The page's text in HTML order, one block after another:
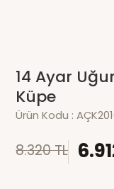
14 Ayar
Küpe
Ürün Kodu :
8.320 TL